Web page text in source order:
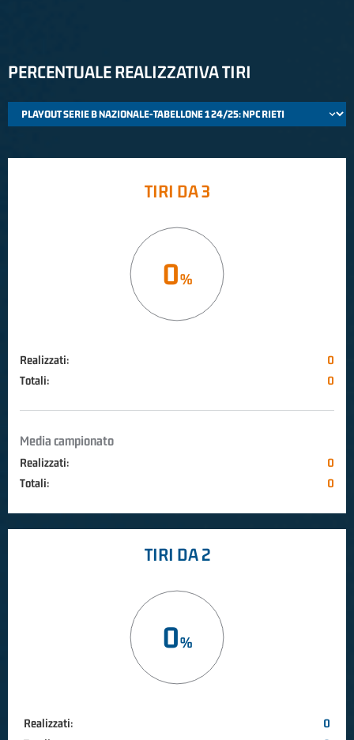
PERCENTUALE REALIZZATIVA TIRI
TIRI DA 3
0
Realizzati:
0
Totali:
0
Media campionato
Realizzati:
0
Totali:
0
TIRI DA 2
0
Realizzati:
0